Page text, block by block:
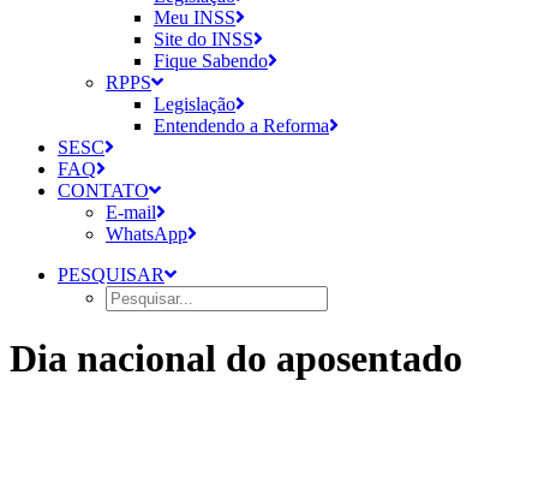
Meu INSS
Site do INSS
Fique Sabendo
RPPS
Legislação
Entendendo a Reforma
SESC
FAQ
CONTATO
E-mail
WhatsApp
PESQUISAR
Dia nacional do aposentado